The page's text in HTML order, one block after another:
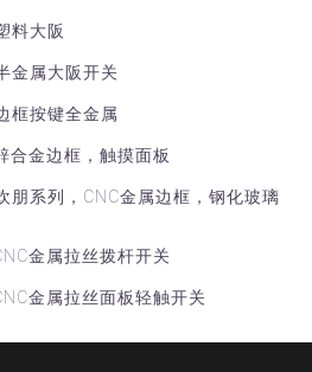
料大阪
金属大阪开关
框按键全金属
合金边框，触摸面板
朋系列，CNC金属边框，钢化玻璃
金属拉丝拨杆开关
金属拉丝面板轻触开关